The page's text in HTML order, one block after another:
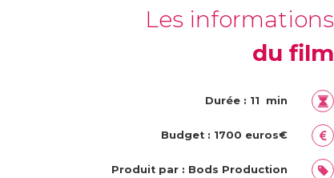
Les informations
du film
Durée : 11 min
Budget : 1700 euros€
Produit par : Bods Production